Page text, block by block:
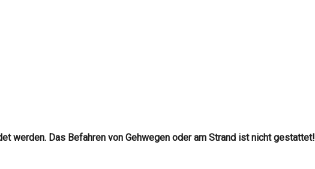
werden. Das Befahren von Gehwegen oder am Strand ist nicht gestattet!